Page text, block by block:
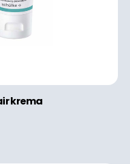
krema